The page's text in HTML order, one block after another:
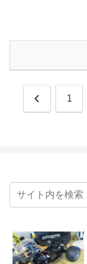
前 1